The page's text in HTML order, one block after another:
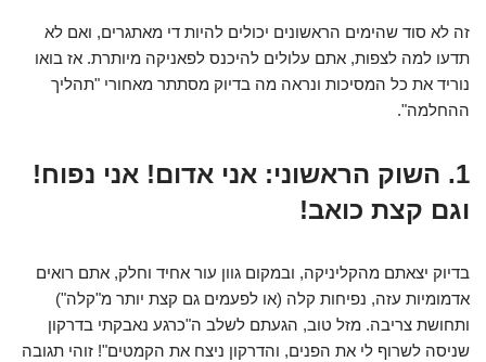
זה לא סוד שהימים הראשונים יכולים להיות די מאתגרים, ואם לא
תדעו למה לצפות, אתם עלולים להיכנס לפאניקה מיותרת. אז בואו
נוריד את כל המסיכות ונראה מה בדיוק מסתתר מאחורי "תהליך
ההחלמה".
1. השוק הראשוני: אני אדום! אני נפוח!
וגם קצת כואב!
בדיוק יצאתם מהקליניקה, ובמקום גוון עור אחיד וחלק, אתם רואים
אדמומיות עזה, נפיחות קלה (או לפעמים גם קצת יותר מ"קלה")
ותחושת צריבה. מזל טוב, הגעתם לשלב ה"כרגע נאבקתי בדרקון
שניסה לשרוף לי את הפנים, והדרקון ניצח את הקמטים"! זוהי תגובה